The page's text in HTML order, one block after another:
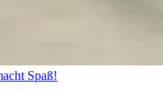
Spaß!